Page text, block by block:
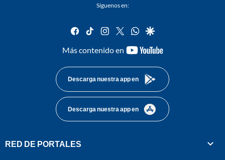
Síguenos en:
facebook
tiktok instagram
twitterwhatsapp
google
Más contenido en
youtube-
Descarga nuestra app en
Descarga nuestra app en
RED DE PORTALES